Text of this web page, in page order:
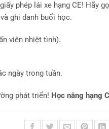
phép lái xe hạng CE! Hãy
ghi danh buổi học.
viên nhiệt tình).
ngày trong tuần.
phát triển! Học nâng hạng